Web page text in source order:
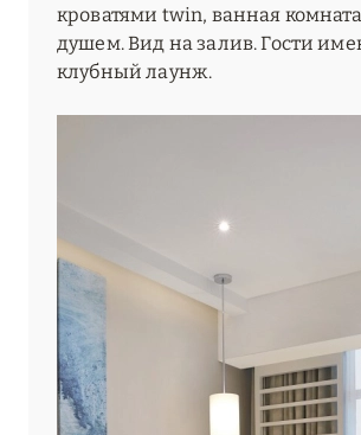
кроватями twin, ванная
душем. Вид на залив. Гости
клубный лаунж.